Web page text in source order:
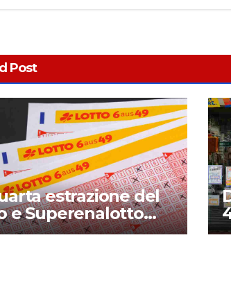
Post
estrazione del
e Superenalotto
permanente?